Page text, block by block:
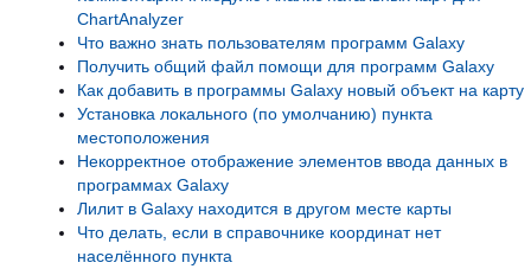
ChartAnalyzer
Что важно знать пользователям программ Galaxy
Получить общий файл помощи для программ Galaxy
Как добавить в программы Galaxy новый объект на карту
Установка локального (по умолчанию) пункта
местоположения
Некорректное отображение элементов ввода данных в
программах Galaxy
Лилит в Galaxy находится в другом месте карты
Что делать, если в справочнике координат нет
населённого пункта